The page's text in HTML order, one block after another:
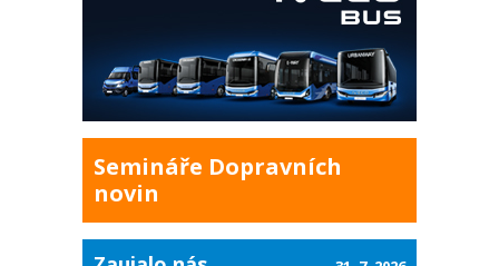
Semináře Dopravních
novin